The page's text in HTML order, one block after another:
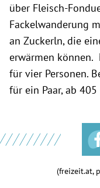
über Fleisch-
Fackelwanderung
an Zuckerln, die
erwärmen
für vier Personen.
für ein Paar, ab
(freizeit.at,